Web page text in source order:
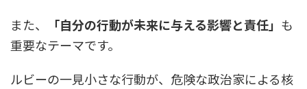
また、
「自分の行動が未来に与える影響と責任」 も
重要なテーマです。
ルビーの一見小さな行動が、危険な政治家による核